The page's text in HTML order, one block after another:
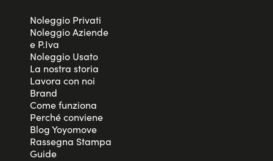
Noleggio Privati
Noleggio Aziende
e P.Iva
Noleggio Usato
La nostra storia
Lavora con noi
Brand
Come funziona
Perché conviene
Blog Yoyomove
Rassegna Stampa
Guide